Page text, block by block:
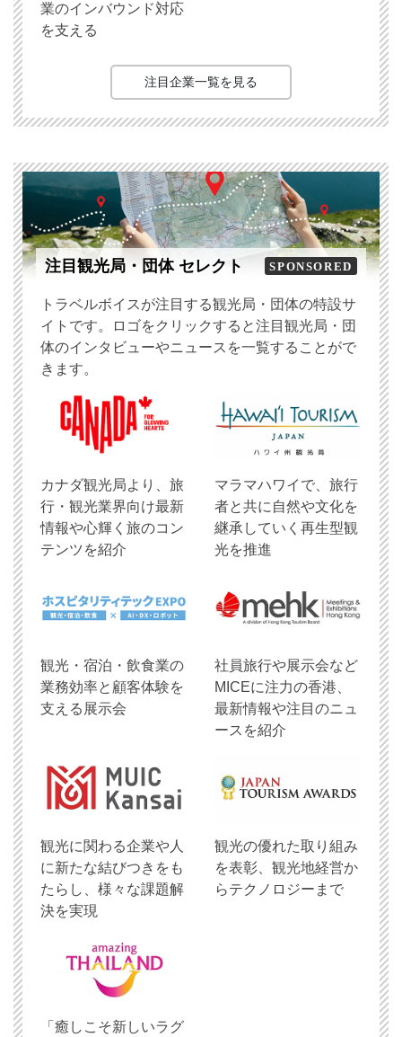
業のインバウンド対応
を支える
注目企業一覧を見る
注目観光局・団体 セレクト SPONSORED
トラベルボイスが注目する観光局・団体の特設サ
イトです。ロゴをクリックすると注目観光局・団
体のインタビューやニュースを一覧することがで
きます。
​カナダ観光局より、旅
行・観光業界向け最新
情報や心輝く旅のコン
テンツを紹介
マラマハワイで、旅行
者と共に自然や文化を
継承していく再生型観
光を推進
観光・宿泊・飲食業の
業務効率と顧客体験を
支える展示会
社員旅行や展示会など
MICEに注力の香港、
最新情報や注目のニュ
ースを紹介
観光に関わる企業や人
に新たな結びつきをも
たらし、様々な課題解
決を実現
観光の優れた取り組み
を表彰、観光地経営か
らテクノロジーまで
「癒しこそ新しいラグ